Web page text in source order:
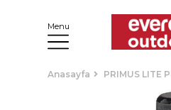
Menu
Anasayfa PRIMUS LITE